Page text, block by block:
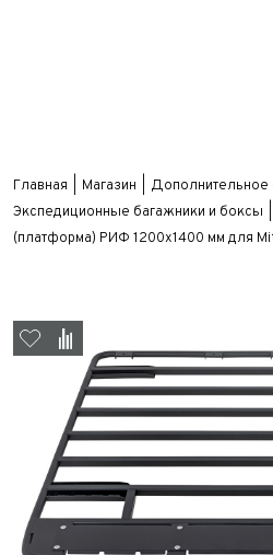
Главная Магазин
Дополнительное
Экспедиционные багажники и боксы
(платформа) РИФ 1200x1400 мм для